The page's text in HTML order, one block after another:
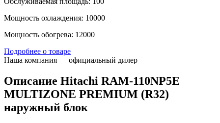
Мощность охлаждения: 10000
Мощность обогрева: 12000
Подробнее о товаре
Наша компания — официальный дилер
Описание Hitachi RAM-110NP5E
MULTIZONE PREMIUM (R32)
наружный блок